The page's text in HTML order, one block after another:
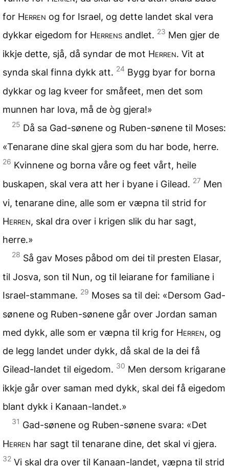
for Herren og for Israel, og dette landet skal vera
dykkar eigedom for Herrens andlet. 23 Men gjer de
ikkje dette, sjå, då syndar de mot Herren. Vit at
synda skal finna dykk att. 24 Bygg byar for borna
dykkar og lag kveer for småfeet, men det som
munnen har lova, må de òg gjera!»
25 Då sa Gad-sønene og Ruben-sønene til Moses:
«Tenarane dine skal gjera som du har bode, herre.
26 Kvinnene og borna våre og feet vårt, heile
buskapen, skal vera att her i byane i Gilead. 27 Men
vi, tenarane dine, alle som er væpna til strid for
Herren, skal dra over i krigen slik du har sagt,
herre.»
28 Så gav Moses påbod om dei til presten Elasar,
til Josva, son til Nun, og til leiarane for familiane i
Israel-stammane. 29 Moses sa til dei: «Dersom Gad-
sønene og Ruben-sønene går over Jordan saman
med dykk, alle som er væpna til krig for Herren, og
de legg landet under dykk, då skal de la dei få
Gilead-landet til eigedom. 30 Men dersom krigarane
ikkje går over saman med dykk, skal dei få eigedom
blant dykk i Kanaan-landet.»
31 Gad-sønene og Ruben-sønene svara: «Det
Herren har sagt til tenarane dine, det skal vi gjera.
32 Vi skal dra over til Kanaan-landet, væpna til strid